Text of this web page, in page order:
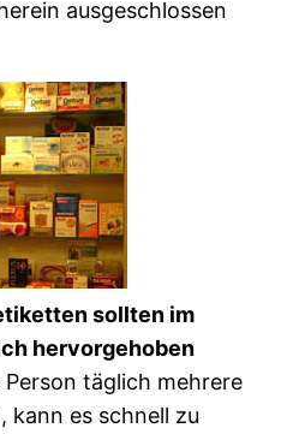
ausgeschlossen
sollten im
hervorgehoben
täglich mehrere
kann es schnell zu